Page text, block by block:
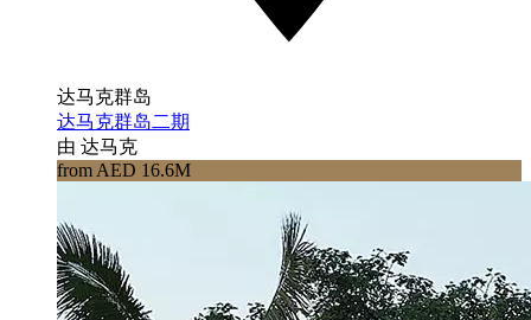
达马克群岛
达马克群岛二期
由 达马克
from AED 16.6M